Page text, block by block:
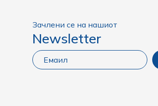
Зачлени се на нашиот
Newsletter